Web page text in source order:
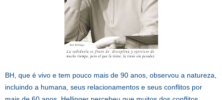
BH, que é vivo e tem pouco mais de 90 anos, observou a natureza,
incluindo a humana, seus relacionamentos e seus conflitos por